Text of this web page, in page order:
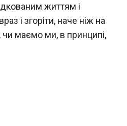
життям і
і згоріти, наче ніж на
чи маємо ми, в принципі,